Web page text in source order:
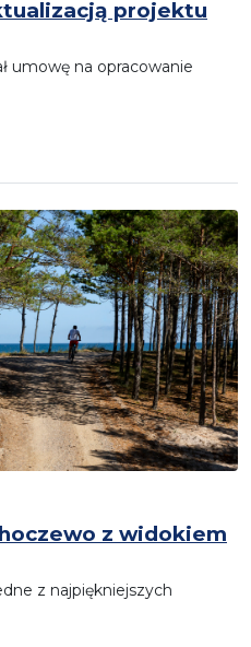
projektu
umowę na opracowanie
z widokiem
z najpiękniejszych